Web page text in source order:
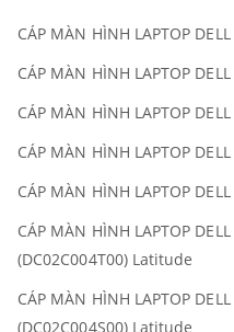
CÁP MÀN HÌNH LAPTOP DELL
CÁP MÀN HÌNH LAPTOP DELL
CÁP MÀN HÌNH LAPTOP DELL
CÁP MÀN HÌNH LAPTOP DELL
CÁP MÀN HÌNH LAPTOP DELL
CÁP MÀN HÌNH LAPTOP DELL
(DC02C004T00) Latitude
CÁP MÀN HÌNH LAPTOP DELL
(DC02C004S00) Latitude